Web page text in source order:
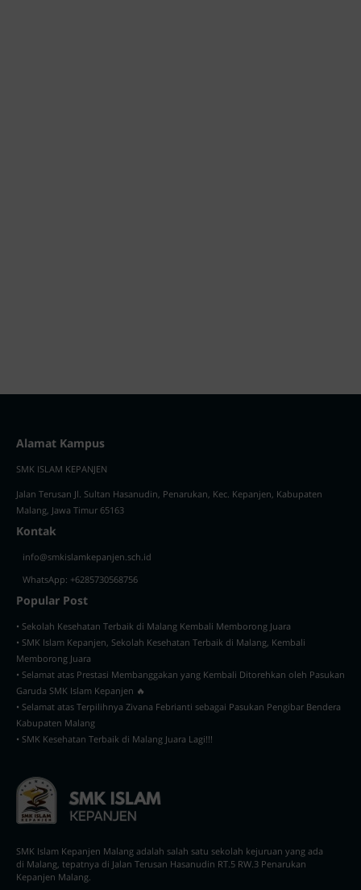
SMK Islam Kepanjen Malang adalah salah satu sekolah kejuruan yang ada
di Malang, tepatnya di Jalan Terusan Hasanudin RT.5 RW.3 Penarukan
Kepanjen Malang.
Alamat Kampus
SMK ISLAM KEPANJEN
Jalan Terusan Jl. Sultan Hasanudin, Penarukan, Kec. Kepanjen, Kabupaten
Malang, Jawa Timur 65163
Kontak
info@smkislamkepanjen.sch.id
WhatsApp: +6285730568756
Popular Post
• Sekolah Kesehatan Terbaik di Malang Kembali Memborong Juara
• SMK Islam Kepanjen, Sekolah Kesehatan Terbaik di Malang, Kembali
Memborong Juara
• Selamat atas Prestasi Membanggakan yang Kembali Ditorehkan oleh Pasukan
Garuda SMK Islam Kepanjen 🔥
• Selamat atas Terpilihnya Zivana Febrianti sebagai Pasukan Pengibar Bendera
Kabupaten Malang
• SMK Kesehatan Terbaik di Malang Juara Lagi!!!